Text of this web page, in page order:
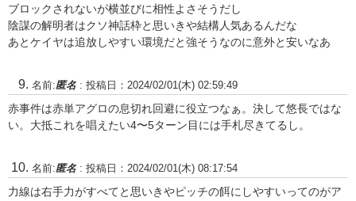
ブロックされないが横並びに相性よさそうだし
陰謀の解明者はクソ神話枠と思いきや結構人気あるんだな
あとケイヤは追放しやすい環境だと強そうなのに意外と安いなあ
名前:匿名 : 投稿日：2024/02/01(木) 02:59:49
赤事件は赤単アグロの息切れ回避に役立つなぁ。決して悠長ではな
い。大抵これを唱えたい4〜5ターン目には手札尽きてるし。
名前:匿名 : 投稿日：2024/02/01(木) 08:17:54
力線は右手力がすべてと思いきやピッチの餌にしやすいってのがア